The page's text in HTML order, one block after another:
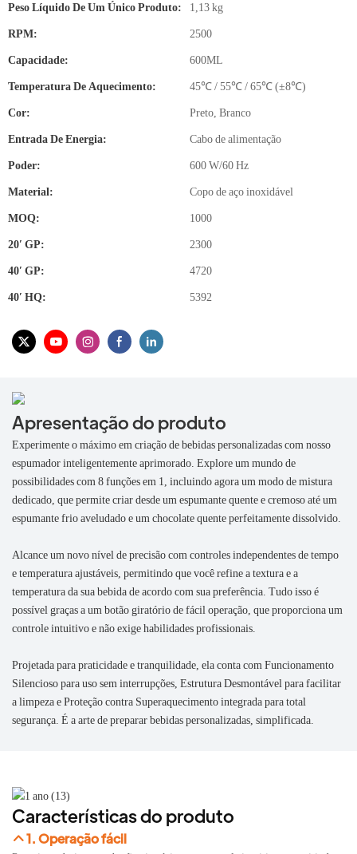
Peso Líquido De Um Único Produto: 1,13 kg
RPM: 2500
Capacidade: 600ML
Temperatura De Aquecimento: 45℃ / 55℃ / 65℃ (±8℃)
Cor: Preto, Branco
Entrada De Energia: Cabo de alimentação
Poder: 600 W/60 Hz
Material: Copo de aço inoxidável
MOQ: 1000
20′ GP: 2300
40′ GP: 4720
40′ HQ: 5392
Apresentação do produto
Experimente o máximo em criação de bebidas personalizadas com nosso
espumador inteligentemente aprimorado. Explore um mundo de
possibilidades com 8 funções em 1, incluindo agora um modo de mistura
dedicado, que permite criar desde um espumante quente e cremoso até um
espumante frio aveludado e um chocolate quente perfeitamente dissolvido.
Alcance um novo nível de precisão com controles independentes de tempo
e temperatura ajustáveis, permitindo que você refine a textura e a
temperatura da sua bebida de acordo com sua preferência. Tudo isso é
possível graças a um botão giratório de fácil operação, que proporciona um
controle intuitivo e não exige habilidades profissionais.
Projetada para praticidade e tranquilidade, ela conta com Funcionamento
Silencioso para uso sem interrupções, Estrutura Desmontável para facilitar
a limpeza e Proteção contra Superaquecimento integrada para total
segurança. É a arte de preparar bebidas personalizadas, simplificada.
Características do produto
1. Operação fácil